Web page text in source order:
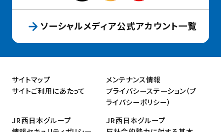
ソーシャルメディア公式アカウント一覧
サイトマップ
メンテナンス情報
サイトご利用にあたって
プライバシーステーション（プ
ライバシーポリシー）
JR西日本グループ
JR西日本グループ